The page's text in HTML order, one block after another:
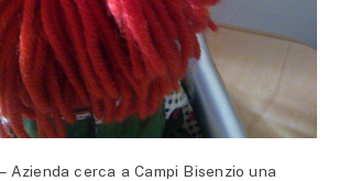
Azienda cerca a Campi Bisenzio una